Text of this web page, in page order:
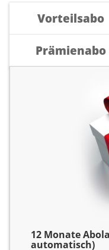
Vorteilsabo
Prämienabo
12 Monate
automatisch)